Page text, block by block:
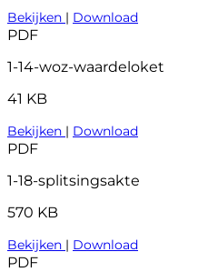
Bekijken | Download
PDF
1-14-woz-waardeloket
41 KB
Bekijken | Download
PDF
1-18-splitsingsakte
570 KB
Bekijken | Download
PDF